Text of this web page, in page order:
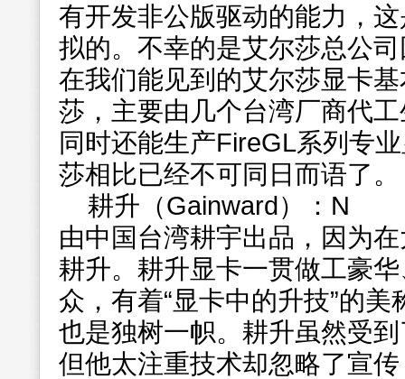
有开发非公版驱动的能力，
拟的。不幸的是艾尔莎总公
在我们能见到的艾尔莎显卡
莎，主要由几个台湾厂商代
同时还能生产FireGL系列专
莎相比已经不可同日而语了。
耕升（Gainward）：N
由中国台湾耕宇出品，因为
耕升。耕升显卡一贯做工豪
众，有着“显卡中的升技”的美
也是独树一帜。耕升虽然受
但他太注重技术却忽略了宣